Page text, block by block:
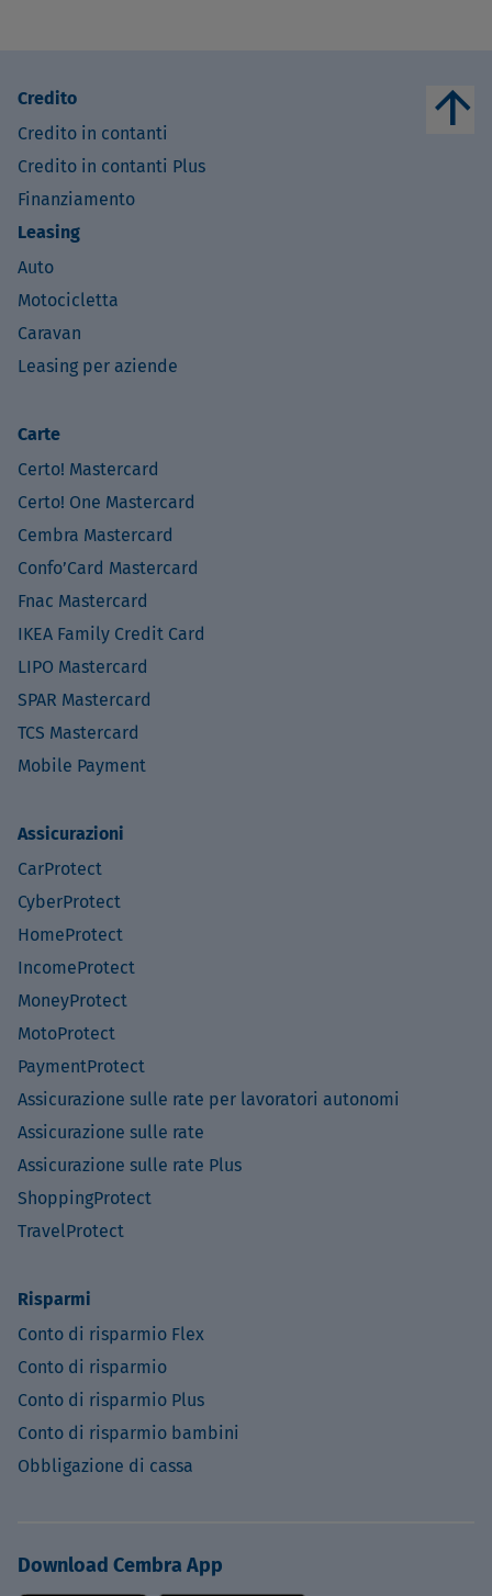
Credito
Credito in contanti
Credito in contanti Plus
Finanziamento
Leasing
Auto
Motocicletta
Caravan
Leasing per aziende
Carte
Certo! Mastercard
Certo! One Mastercard
Cembra Mastercard
Confo’Card Mastercard
Fnac Mastercard
IKEA Family Credit Card
LIPO Mastercard
SPAR Mastercard
TCS Mastercard
Mobile Payment
Assicurazioni
CarProtect
CyberProtect
HomeProtect
IncomeProtect
MoneyProtect
MotoProtect
PaymentProtect
Assicurazione sulle rate per lavoratori autonomi
Assicurazione sulle rate
Assicurazione sulle rate Plus
ShoppingProtect
TravelProtect
Risparmi
Conto di risparmio Flex
Conto di risparmio
Conto di risparmio Plus
Conto di risparmio bambini
Obbligazione di cassa
arrow_upward
Download Cembra App